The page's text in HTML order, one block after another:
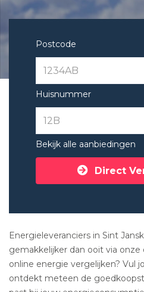
Postcode
Huisnummer
Bekijk alle aanbiedingen
Direct
Energieleveranciers in Sint
gemakkelijker dan ooit via onze
online energie vergelijken? Vul
ontdekt meteen de